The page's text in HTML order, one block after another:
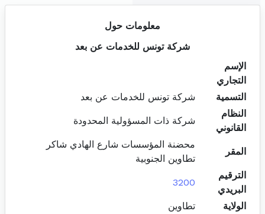
معلومات حول
شركة تونس للخدمات عن بعد
الإسم
التجاري
التسمية
شركة تونس للخدمات عن بعد
النظام
القانوني
شركة ذات المسؤولية المحدودة
المقر
محضنة المؤسسات شارع الهادي شاكر
تطاوين الجنوبية
الترقيم
البريدي
3200
الولاية تطاوين